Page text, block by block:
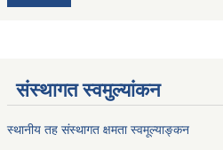
संस्थागत स्वमुल्यांकन
स्थानीय तह संस्थागत क्षमता स्वमूल्याङ्कन